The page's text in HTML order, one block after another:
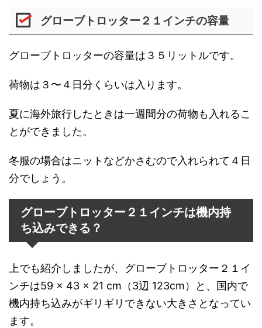
グローブトロッター２１インチの容量
グローブトロッターの容量は３５リットルです。
荷物は３〜４日分くらいは入ります。
夏に海外旅行したときは一週間分の荷物も入れるこ
とができました。
冬服の場合はニットなどかさむので入れられて４日
分でしょう。
グローブトロッター２１インチは機内持
ち込みできる？
上でも紹介しましたが、グローブトロッター２１イ
ンチは59 × 43 × 21 cm（3辺 123cm）と、国内で
機内持ち込みがギリギリできない大きさとなってい
ます。